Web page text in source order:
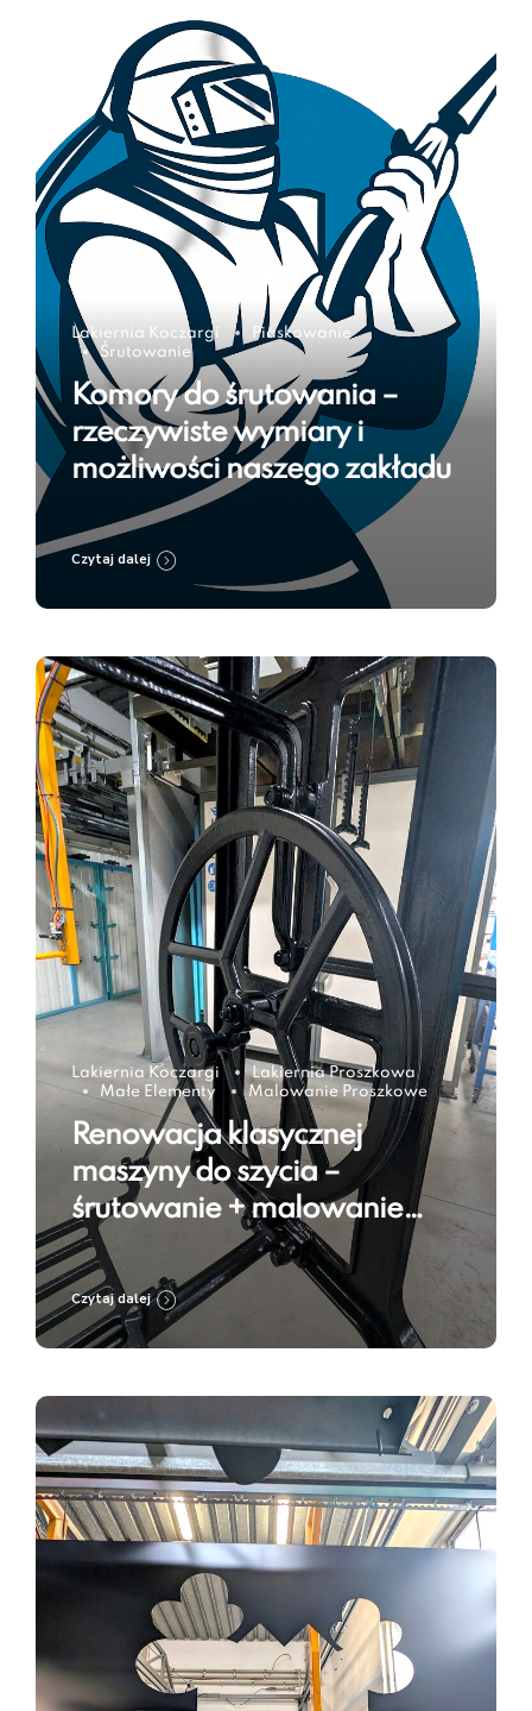
Lakiernia Koczargi
Piaskowanie
Śrutowanie
Komory do śrutowania –
rzeczywiste wymiary i
możliwości naszego zakładu
Czytaj dalej
Lakiernia Koczargi
Lakiernia Proszkowa
Małe Elementy
Malowanie Proszkowe
Renowacja klasycznej
maszyny do szycia –
śrutowanie + malowanie
proszkowe w kolorze Jet
Black RAL 9005
Czytaj dalej